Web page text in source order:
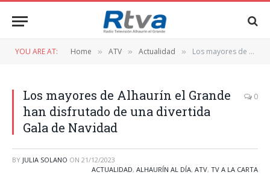
YOU ARE AT: Home » ATV » Actualidad » Los mayores de Alhaurín el Grande han disfrutado de una divertida Gala de Navidad
Los mayores de Alhaurín el Grande
han disfrutado de una divertida
Gala de Navidad
0
BY JULIA SOLANO ON 21/12/2023
ACTUALIDAD, ALHAURÍN AL DÍA, ATV, TV A LA CARTA